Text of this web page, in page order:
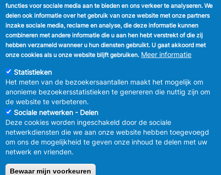
VOLG ONS
Facebook
Linkedin
Instagram
MENU
FOOTER
LEGAL
Vertrouwelijkheid
Verbeteringsplan
van de sociale netwerken
functies voor sociale media aan te bieden en ons verkeer te analyseren. We
delen ook informatie over het gebruik van onze website met onze partners
inzake sociale media, reclame en analyse, die deze informatie kunnen
combineren met andere informatie die u aan hen hebt verstrekt of die zij
hebben verzameld wanneer u hun diensten gebruikt. U gaat akkoord met
onze cookies als u onze website blijft gebruiken. Meer informatie
Statistieken
Het meten van de bezoekersaantallen maakt het mogelijk om
anonieme bezoekersstatistieken te genereren die nuttig zijn om
de website te verbeteren.
Sociale netwerken - Delen
Deze cookies worden ingeschakeld door de sociale
netwerkdiensten die we aan onze website hebben toegevoegd
om ons de mogelijkheid te geven onze inhoud te delen met uw
netwerk en vrienden.
Bewaar mijn voorkeuren